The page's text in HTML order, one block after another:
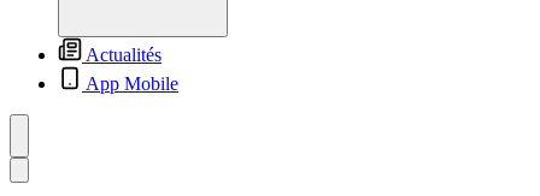
Actualités
App Mobile